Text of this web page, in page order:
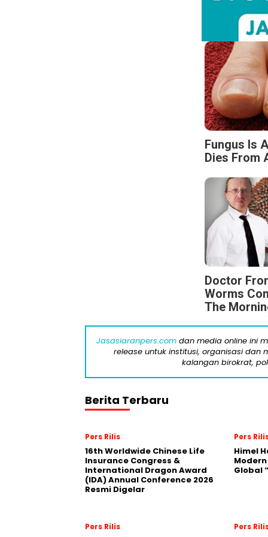
Fungus Is
Dies From
Doctor
Worms
The
Jasasiaranpers.comdan media online ini
release untuk institusi, organisasi
kalangan birokrat,
Berita Terbaru
Pers Rilis
16th Worldwide Chinese Life
Insurance Congress &
International Dragon Award
(IDA) Annual Conference 2026
Resmi Digelar
Pers
Himel
Global
Pers Rilis Pers